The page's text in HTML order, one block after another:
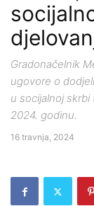
Gradonačelnik
ugovore o
u socijalnoj
2024. godinu.
16 travnja, 2024